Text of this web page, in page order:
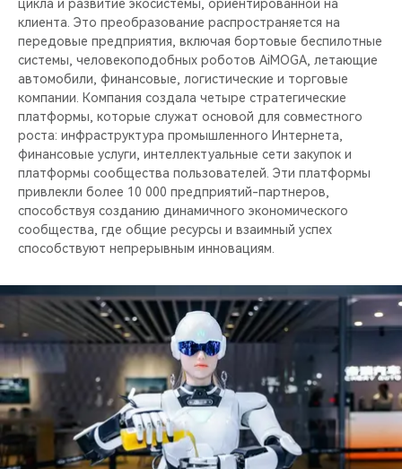
цикла и развитие экосистемы, ориентированной на
клиента. Это преобразование распространяется на
передовые предприятия, включая бортовые беспилотные
системы, человекоподобных роботов AiMOGA, летающие
автомобили, финансовые, логистические и торговые
компании. Компания создала четыре стратегические
платформы, которые служат основой для совместного
роста: инфраструктура промышленного Интернета,
финансовые услуги, интеллектуальные сети закупок и
платформы сообщества пользователей. Эти платформы
привлекли более 10 000 предприятий-партнеров,
способствуя созданию динамичного экономического
сообщества, где общие ресурсы и взаимный успех
способствуют непрерывным инновациям.